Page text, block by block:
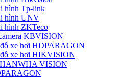
hình Tp-link
hình UNV
hình ZKTeco
KBVISION
xe hơi HDPARAGON
xe hơi HIKVISION
VISION